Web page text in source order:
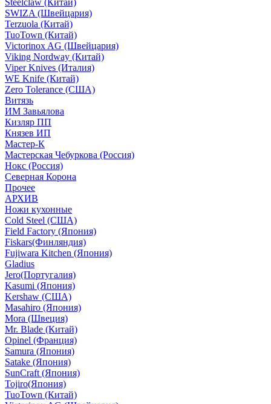
Steelclaw (Китай)
SWIZA (Швейцария)
Terzuola (Китай)
TuoTown (Китай)
Victorinox AG (Швейцария)
Viking Nordway (Китай)
Viper Knives (Италия)
WE Knife (Китай)
Zero Tolerance (США)
Витязь
ИМ Завьялова
Кизляр ПП
Князев ИП
Мастер-К
Мастерская Чебуркова (Россия)
Нокс (Россия)
Северная Корона
Прочее
АРХИВ
Ножи кухонные
Cold Steel (США)
Field Factory (Япония)
Fiskars(Финляндия)
Fujiwara Kitchen (Япония)
Gladius
Jero(Португалия)
Kasumi (Япония)
Kershaw (США)
Masahiro (Япония)
Mora (Швеция)
Mr. Blade (Китай)
Opinel (Франция)
Samura (Япония)
Satake (Япония)
SunCraft (Япония)
Tojiro(Япония)
TuoTown (Китай)